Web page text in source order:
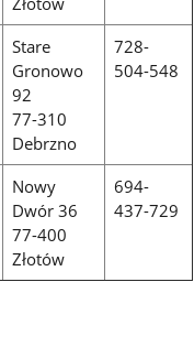
Stare
Gronowo
92
77-310
Debrzno
728-
504-548
Nowy
Dwór 36
77-400
Złotów
694-
437-729